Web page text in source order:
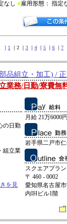
なし ■雇用形態： 指定
｜ 1 ｜2 ｜ 3 ｜ 4 ｜ 5 ｜ 6 ｜ 7
品組立・加工) /
業務/日勤/寮費
の日勤
組立業
を見
月給 21万6000
岩手県二戸市
スクエアプラ
〒 460 - 0002
愛知県名古屋
内IHビル1階